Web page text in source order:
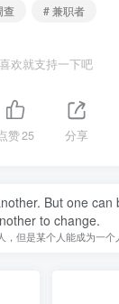
查 # 兼职者
喜欢就支持一下吧
赞25 分享
But one can
to change.
，但是某个人能成为一个